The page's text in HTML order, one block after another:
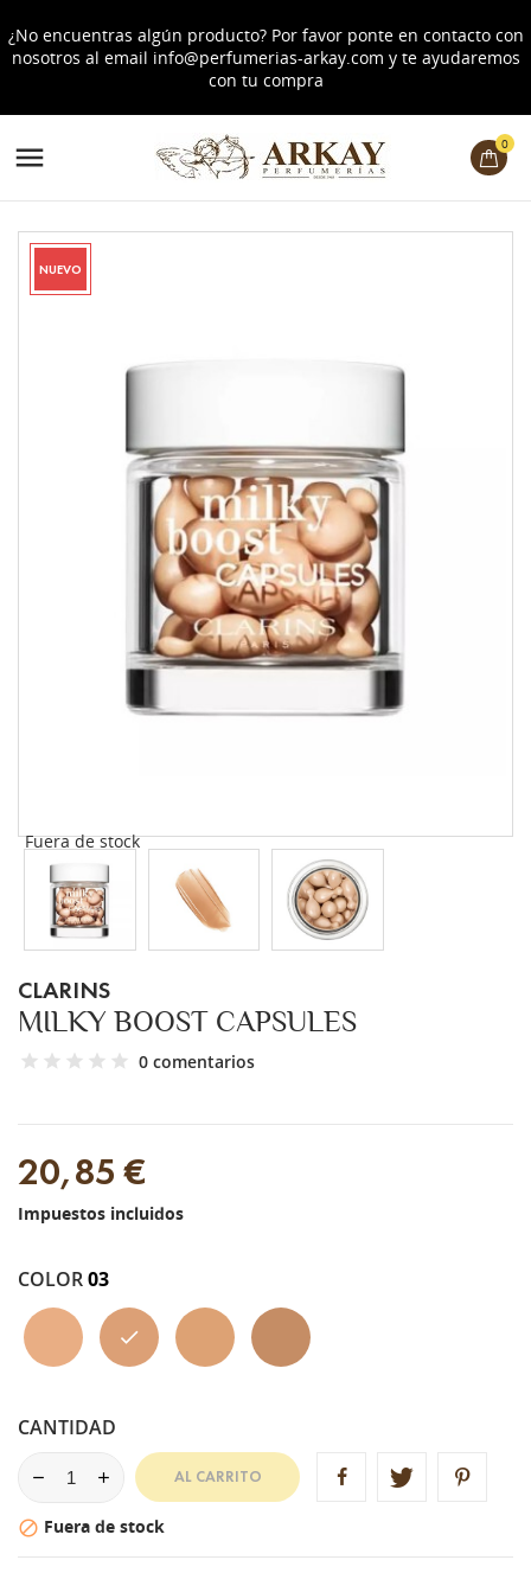
¿No encuentras algún producto? Por favor ponte en contacto con
nosotros al email info@perfumerias-arkay.com y te ayudaremos
con tu compra
 0
NUEVO
Fuera de stock
CLARINS
MILKY BOOST CAPSULES
0 comentarios
20,85 €
Impuestos incluidos
COLOR03
02 03 03.5 05
CANTIDAD
AL CARRITO
 Fuera de stock